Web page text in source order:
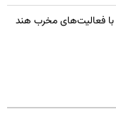
با فعالیت‌های مخرب هند